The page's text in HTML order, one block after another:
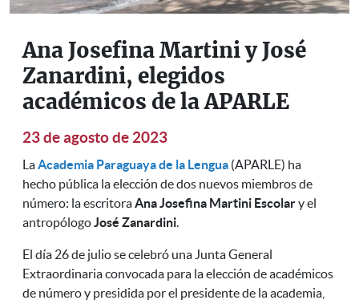
Ana Josefina Martini y José
Zanardini, elegidos
académicos de la APARLE
23 de agosto de 2023
LaAcademia Paraguaya de la Lengua (APARLE) ha
hecho pública la elección de dos nuevos miembros de
número: la escritoraAna Josefina Martini Escolary el
antropólogoJosé Zanardini.
El día 26 de julio se celebró una Junta General
Extraordinaria convocada para la elección de académicos
de número y presidida por el presidente de la academia,